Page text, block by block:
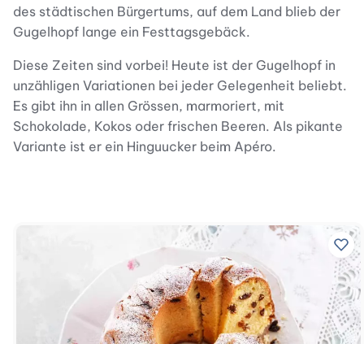
des städtischen Bürgertums, auf dem Land blieb der
Gugelhopf lange ein Festtagsgebäck.
Diese Zeiten sind vorbei! Heute ist der Gugelhopf in
unzähligen Variationen bei jeder Gelegenheit beliebt.
Es gibt ihn in allen Grössen, marmoriert, mit
Schokolade, Kokos oder frischen Beeren. Als pikante
Variante ist er ein Hinguucker beim Apéro.
Zu